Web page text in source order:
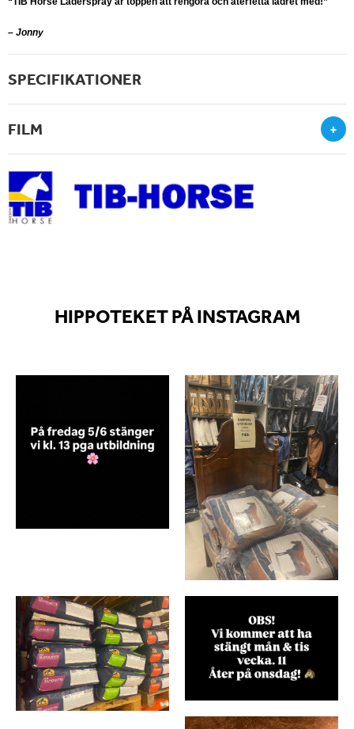
– Jonny
SPECIFIKATIONER
FILM +
HIPPOTEKET PÅ INSTAGRAM